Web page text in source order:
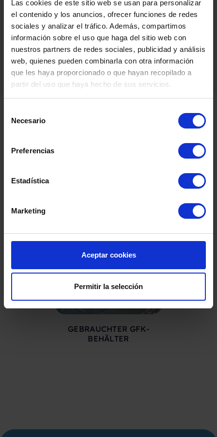
Las cookies de este sitio web se usan para personalizar
el contenido y los anuncios, ofrecer funciones de redes
sociales y analizar el tráfico. Además, compartimos
información sobre el uso que haga del sitio web con
nuestros partners de redes sociales, publicidad y análisis
web, quienes pueden combinarla con otra información
que les haya proporcionado o que hayan recopilado a
partir del uso que haya hecho de sus servicios.
Necesario
Preferencias
Estadística
Marketing
Aceptar cookies
Permitir la selección
TM IBÉRICA
Verwandte Produkte
GEBRAUCHTER GFK-
BEHÄLTER